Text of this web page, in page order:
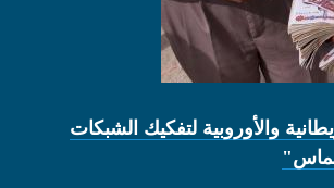
والأوروبية لتفكيك الشبكات